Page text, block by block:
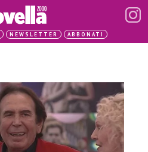
NEWSLETTER ABBONATI